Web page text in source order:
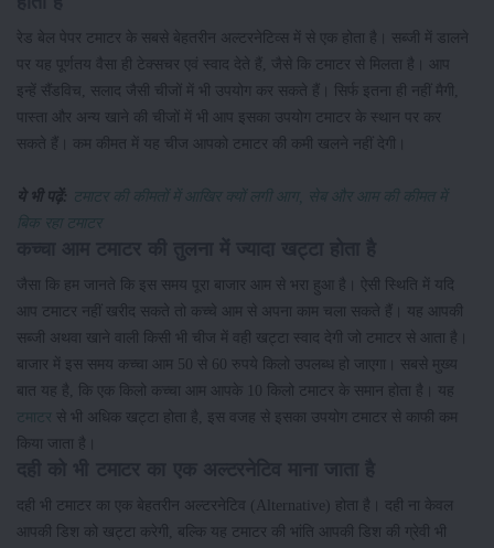
रेड बेल पेपर टमाटर के सबसे बेहतरीन अल्टरनेटिव्स में से एक होता है। सब्जी में डालने
पर यह पूर्णतय वैसा ही टेक्सचर एवं स्वाद देते हैं, जैसे कि टमाटर से मिलता है। आप
इन्हें सैंडविच, सलाद जैसी चीजों में भी उपयोग कर सकते हैं। सिर्फ इतना ही नहीं मैगी,
पास्ता और अन्य खाने की चीजों में भी आप इसका उपयोग टमाटर के स्थान पर कर
सकते हैं। कम कीमत में यह चीज आपको टमाटर की कमी खलने नहीं देगी।
ये भी पढ़ें:
टमाटर की कीमतों में आखिर क्यों लगी आग, सेब और आम की कीमत में
बिक रहा टमाटर
जैसा कि हम जानते कि इस समय पूरा बाजार आम से भरा हुआ है। ऐसी स्थिति में यदि
आप टमाटर नहीं खरीद सकते तो कच्चे आम से अपना काम चला सकते हैं। यह आपकी
सब्जी अथवा खाने वाली किसी भी चीज में वही खट्टा स्वाद देगी जो टमाटर से आता है।
बाजार में इस समय कच्चा आम 50 से 60 रुपये किलो उपलब्ध हो जाएगा। सबसे मुख्य
बात यह है, कि एक किलो कच्चा आम आपके 10 किलो टमाटर के समान होता है। यह
टमाटर से भी अधिक खट्टा होता है, इस वजह से इसका उपयोग टमाटर से काफी कम
किया जाता है।
दही भी टमाटर का एक बेहतरीन अल्टरनेटिव (Alternative) होता है। दही ना केवल
आपकी डिश को खट्टा करेगी, बल्कि यह टमाटर की भांति आपकी डिश की ग्रेवी भी